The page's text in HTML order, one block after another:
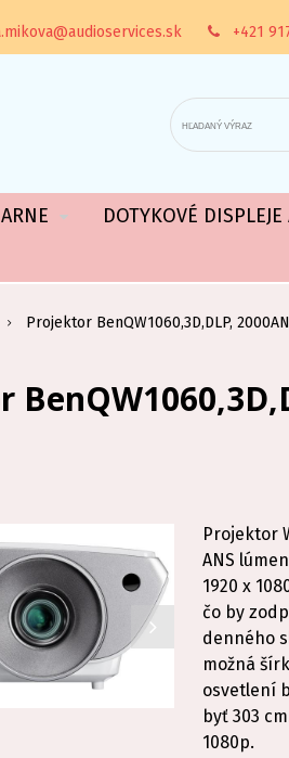
+421
DOTYKOVÉ DISPLEJE
Projektor BenQW1060,3D,DLP,
Projektor
ANS
1920 x
čo by
denného
možná
osvetlení
byť 303
1080p.